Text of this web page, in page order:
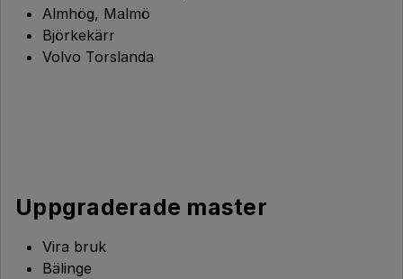
Almhög, Malmö
Björkekärr
Volvo Torslanda
Uppgraderade master
Vira bruk
Bälinge